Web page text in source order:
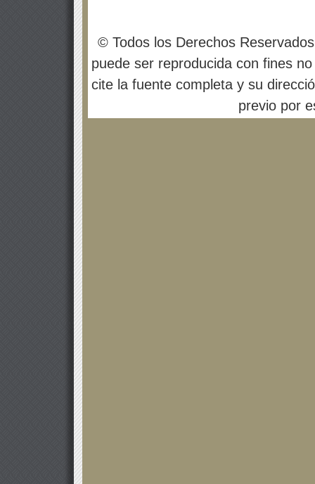
© Todos los Derechos
puede ser reproducida con fines
cite la fuente completa y su
previo por